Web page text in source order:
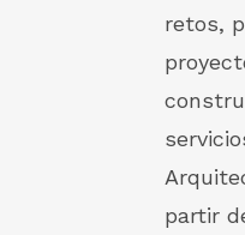
retos,
partir